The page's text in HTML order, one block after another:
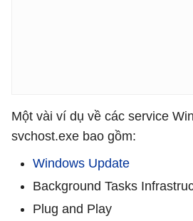
Một vài ví dụ về các service
svchost.exe bao gồm:
Windows Update
Background Tasks
Plug and Play